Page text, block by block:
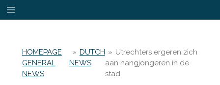
Ga
direct
hoofdinhoud
HOMEPAGE
GENERAL
NEWS
» DUTCH
NEWS
» Utrechters ergeren zich
aan hangjongeren in de
stad